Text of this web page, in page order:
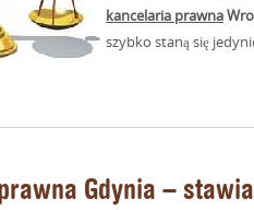
kancelaria prawna
szybko staną się
Gdynia –